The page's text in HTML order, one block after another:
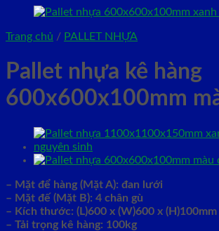
Trang chủ / PALLET NHỰA
Pallet nhựa kê hàng
600x600x100mm
– Mặt để hàng (Mặt A): đan lưới
– Mặt đế (Mặt B): 4 chân gù
– Kích thước: (L)600 x (W)600 x
– Tải trọng kê hàng: 100kg